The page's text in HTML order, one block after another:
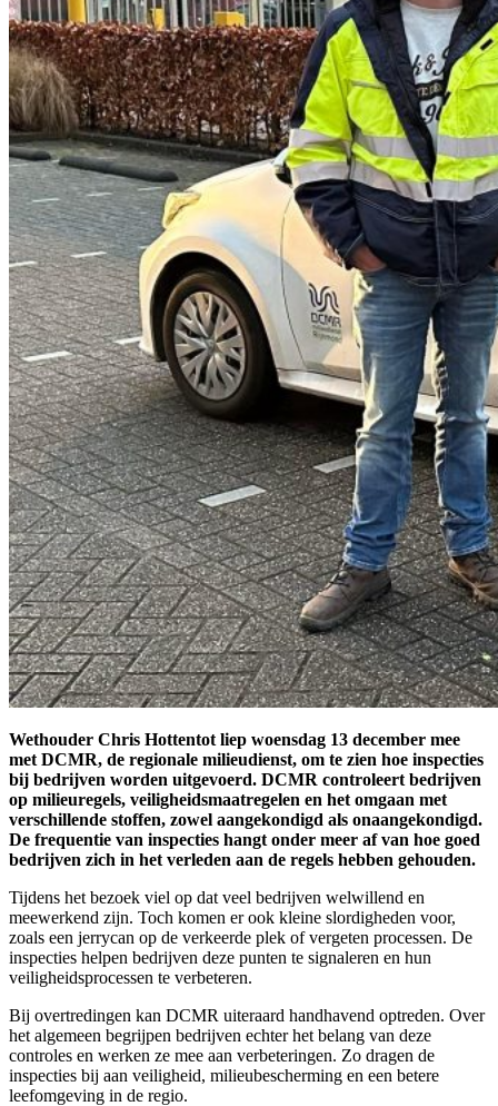
Wethouder Chris Hottentot liep woensdag 13 december mee
met DCMR, de regionale milieudienst, om te zien hoe inspecties
bij bedrijven worden uitgevoerd. DCMR controleert bedrijven
op milieuregels, veiligheidsmaatregelen en het omgaan met
verschillende stoffen, zowel aangekondigd als onaangekondigd.
De frequentie van inspecties hangt onder meer af van hoe goed
bedrijven zich in het verleden aan de regels hebben gehouden.
Tijdens het bezoek viel op dat veel bedrijven welwillend en
meewerkend zijn. Toch komen er ook kleine slordigheden voor,
zoals een jerrycan op de verkeerde plek of vergeten processen. De
inspecties helpen bedrijven deze punten te signaleren en hun
veiligheidsprocessen te verbeteren.
Bij overtredingen kan DCMR uiteraard handhavend optreden. Over
het algemeen begrijpen bedrijven echter het belang van deze
controles en werken ze mee aan verbeteringen. Zo dragen de
inspecties bij aan veiligheid, milieubescherming en een betere
leefomgeving in de regio.